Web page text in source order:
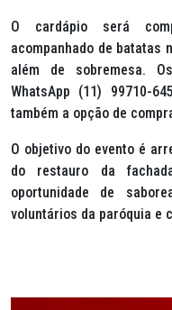
O cardápio será
acompanhado de batatas
além de sobremesa.
WhatsApp (11) 99710-
também a opção de
O objetivo do evento é
do restauro da
oportunidade de
voluntários da paróquia e